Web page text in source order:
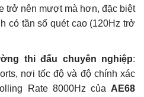
trở nên mượt mà hơn, đặc biệt
có tần số quét cao (120Hz trở
thi đấu chuyên nghiệp:
nơi tốc độ và độ chính xác
Rate 8000Hz của AE68